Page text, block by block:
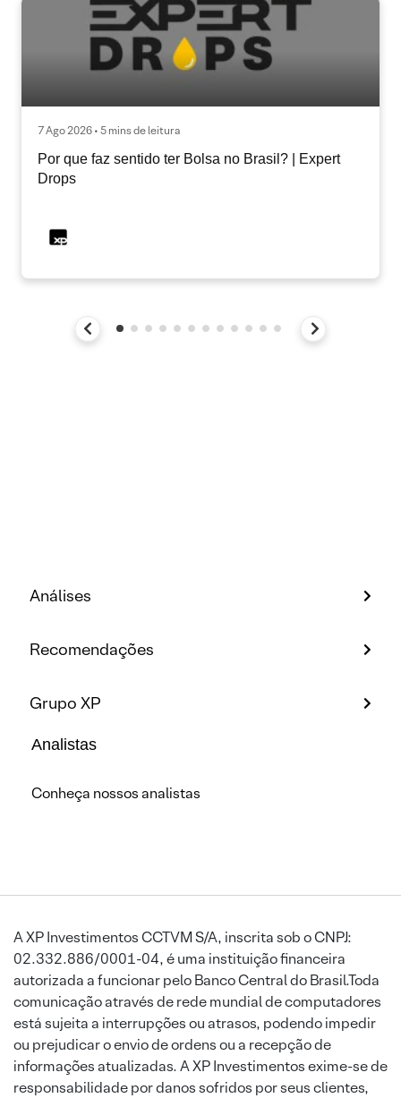
7 Ago 2026 • 5 mins de leitura
Por que faz sentido ter Bolsa no Brasil? | Expert
Drops
Análises
Recomendações
Grupo XP
Analistas
Conheça nossos analistas
A XP Investimentos CCTVM S/A, inscrita sob o CNPJ:
02.332.886/0001-04, é uma instituição financeira
autorizada a funcionar pelo Banco Central do Brasil.Toda
comunicação através de rede mundial de computadores
está sujeita a interrupções ou atrasos, podendo impedir
ou prejudicar o envio de ordens ou a recepção de
informações atualizadas. A XP Investimentos exime-se de
responsabilidade por danos sofridos por seus clientes,